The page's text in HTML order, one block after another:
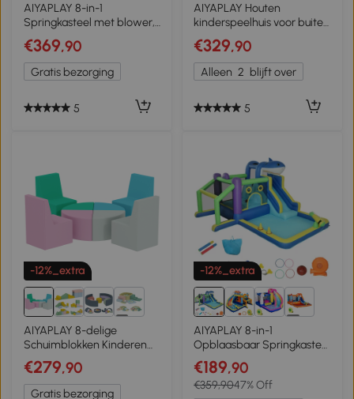
AIYAPLAY 8-in-1
Springkasteel met blower,
glijbaan, plonsbad,
trampoline en klimwand
voor binnen en buiten,
350x325x210 cm,
€369,90
Gratis bezorging
5
AIYAPLAY Houten
kinderspeelhuis voor buiten
met keuken, bank,
verkoopbalie, ramen en
deur voor kinderen van 3-8
jaar – 171,5 x 146 x 156 cm –
€329,90
Alleen 2 blijft over
5
-12%_extra
3+
AIYAPLAY 8-delige
Schuimblokken Kinderen
Zachte Bouwstenen met
Tafel- en Krukontwerp
Klimmen Bouwblokken van
€279,90
Gratis bezorging
-12%_extra
5+
AIYAPLAY 8-in-1
Opblaasbaar Springkasteel
met Haai-Design Blazer
Glijbaan Zwembad
Trampoline voor 3–8 Jaar
€189,90
€359,9047% Off